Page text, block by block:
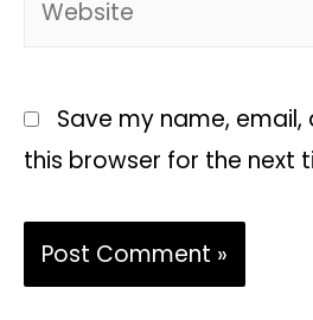
Save my name,
this browser for the next